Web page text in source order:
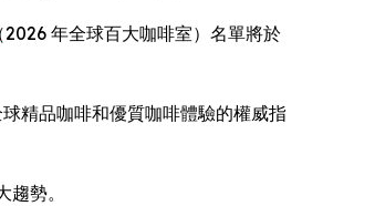
（2026 年全球百大咖啡室）名單將於
球精品咖啡和優質咖啡體驗的權威指
勢。